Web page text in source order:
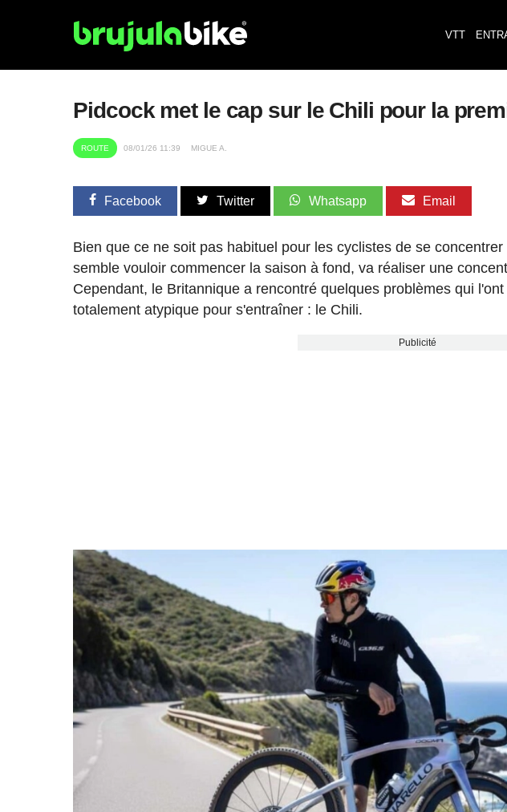
VTT
Pidcock met le cap sur le Chili pour la
ROUTE 08/01/26 11:39 MIGUE A.
Facebook Twitter Whatsapp Email
Bien que ce ne soit pas habituel pour les cyclistes de se
semble vouloir commencer la saison à fond, va réaliser une
Cependant, le Britannique a rencontré quelques problèmes qui
totalement atypique pour s'entraîner : le Chili.
Publicité